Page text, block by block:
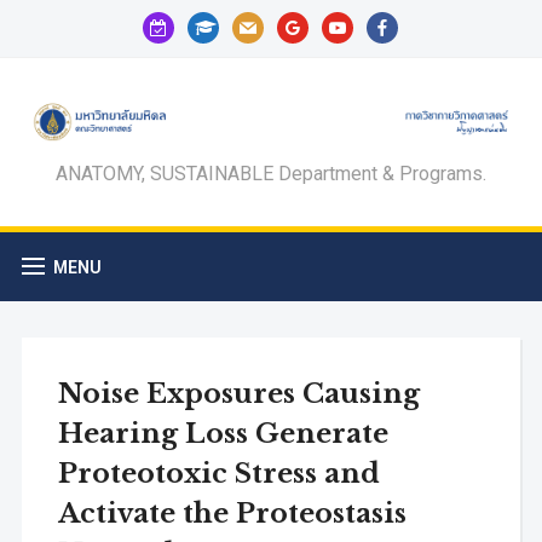
calendar-
check-
graduation-
cap
mail googleyoutubefacebook
ANATOMY, SUSTAINABLE Department & Programs.
MENU
Noise Exposures Causing
Hearing Loss Generate
Proteotoxic Stress and
Activate the Proteostasis